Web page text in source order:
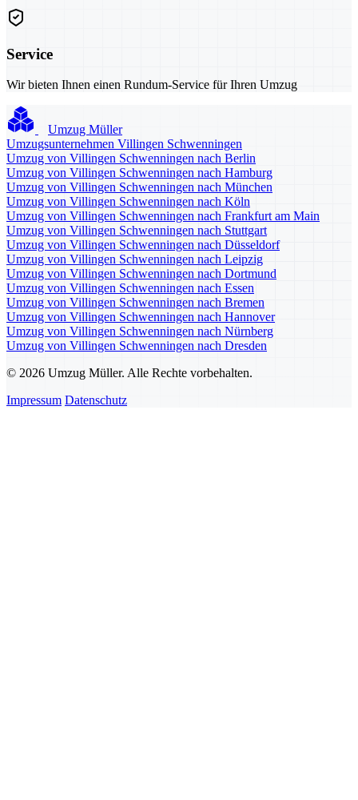
Service
Wir bieten Ihnen einen Rundum-Service für Ihren Umzug
Umzug Müller
Umzugsunternehmen Villingen Schwenningen
Umzug von Villingen Schwenningen nach Berlin
Umzug von Villingen Schwenningen nach Hamburg
Umzug von Villingen Schwenningen nach München
Umzug von Villingen Schwenningen nach Köln
Umzug von Villingen Schwenningen nach Frankfurt am Main
Umzug von Villingen Schwenningen nach Stuttgart
Umzug von Villingen Schwenningen nach Düsseldorf
Umzug von Villingen Schwenningen nach Leipzig
Umzug von Villingen Schwenningen nach Dortmund
Umzug von Villingen Schwenningen nach Essen
Umzug von Villingen Schwenningen nach Bremen
Umzug von Villingen Schwenningen nach Hannover
Umzug von Villingen Schwenningen nach Nürnberg
Umzug von Villingen Schwenningen nach Dresden
© 2026 Umzug Müller. Alle Rechte vorbehalten.
Impressum Datenschutz